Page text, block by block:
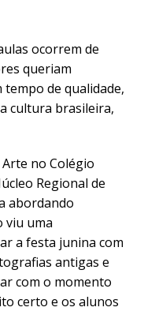
ocorrem de
queriam
de qualidade,
cultura brasileira,
no Colégio
Regional de
abordando
viu uma
a festa junina com
antigas e
com o momento
certo e os alunos